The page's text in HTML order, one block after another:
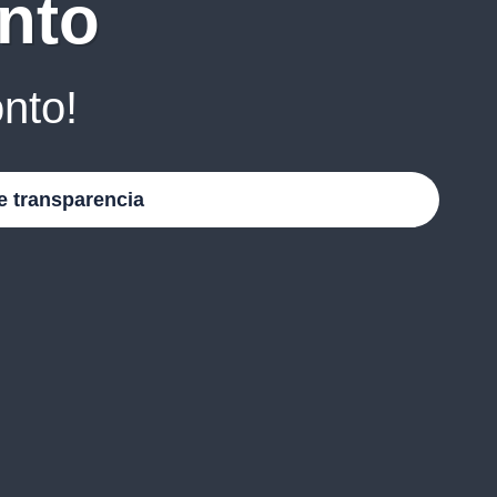
transparencia